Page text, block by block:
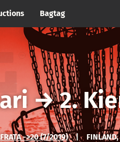
Bagtag
→2.
->20 (7/2019) |